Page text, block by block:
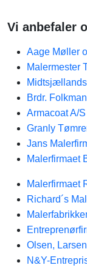
Vi anbefaler
Aage Møller
Malermester
Brdr.
Armacoat A/S
Granly
Jans
Malerfirmaet
Malerfirmaet
Richard´s
Olsen,
N&Y-